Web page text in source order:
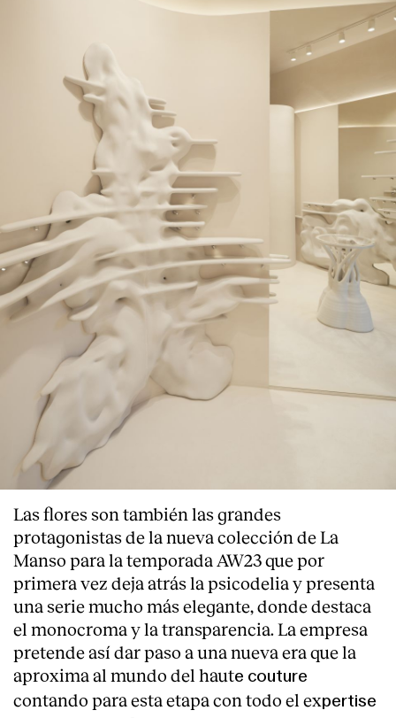
Las flores son también las grandes
protagonistas de la nueva colección de La
Manso para la temporada AW23 que por
primera vez deja atrás la psicodelia y presenta
una serie mucho más elegante, donde destaca
el monocroma y la transparencia. La empresa
pretende así dar paso a una nueva era que la
aproxima al mundo del haute couture
contando para esta etapa con todo el expertise